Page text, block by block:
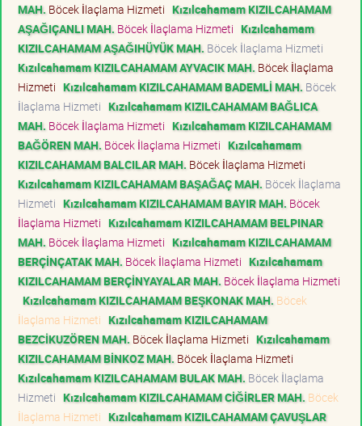
MAH. Böcek İlaçlama Hizmeti Kızılcahamam KIZILCAHAMAM
AŞAĞIÇANLI MAH. Böcek İlaçlama Hizmeti Kızılcahamam
KIZILCAHAMAM AŞAĞIHÜYÜK MAH. Böcek İlaçlama Hizmeti
Kızılcahamam KIZILCAHAMAM AYVACIK MAH. Böcek İlaçlama
Hizmeti Kızılcahamam KIZILCAHAMAM BADEMLİ MAH. Böcek
İlaçlama Hizmeti Kızılcahamam KIZILCAHAMAM BAĞLICA
MAH. Böcek İlaçlama Hizmeti Kızılcahamam KIZILCAHAMAM
BAĞÖREN MAH. Böcek İlaçlama Hizmeti Kızılcahamam
KIZILCAHAMAM BALCILAR MAH. Böcek İlaçlama Hizmeti
Kızılcahamam KIZILCAHAMAM BAŞAĞAÇ MAH. Böcek İlaçlama
Hizmeti Kızılcahamam KIZILCAHAMAM BAYIR MAH. Böcek
İlaçlama Hizmeti Kızılcahamam KIZILCAHAMAM BELPINAR
MAH. Böcek İlaçlama Hizmeti Kızılcahamam KIZILCAHAMAM
BERÇİNÇATAK MAH. Böcek İlaçlama Hizmeti Kızılcahamam
KIZILCAHAMAM BERÇİNYAYALAR MAH. Böcek İlaçlama Hizmeti
Kızılcahamam KIZILCAHAMAM BEŞKONAK MAH. Böcek
İlaçlama Hizmeti Kızılcahamam KIZILCAHAMAM
BEZCİKUZÖREN MAH. Böcek İlaçlama Hizmeti Kızılcahamam
KIZILCAHAMAM BİNKOZ MAH. Böcek İlaçlama Hizmeti
Kızılcahamam KIZILCAHAMAM BULAK MAH. Böcek İlaçlama
Hizmeti Kızılcahamam KIZILCAHAMAM CİĞİRLER MAH. Böcek
İlaçlama Hizmeti Kızılcahamam KIZILCAHAMAM ÇAVUŞLAR